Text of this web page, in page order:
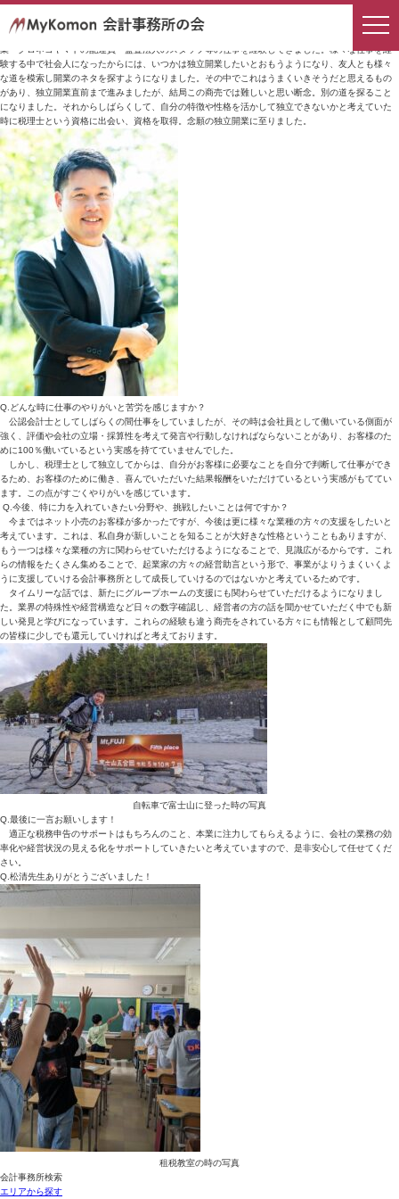
Q.税理士を目指された、最も大きなきっかけは何でしたか？具体的なエピソードがあれば教えてく
ださい。
まずは仕事ができるようになりたいという思いから社会人になってしばらくは、製薬会社の営
業・クロネコヤマトの配達員・監査法人のスタッフ等の仕事を経験してきました。様々な仕事を経
験する中で社会人になったからには、いつかは独立開業したいとおもうようになり、友人とも様々
な道を模索し開業のネタを探すようになりました。その中でこれはうまくいきそうだと思えるもの
があり、独立開業直前まで進みましたが、結局この商売では難しいと思い断念。別の道を探ること
になりました。それからしばらくして、自分の特徴や性格を活かして独立できないかと考えていた
時に税理士という資格に出会い、資格を取得。念願の独立開業に至りました。
Q.どんな時に仕事のやりがいと苦労を感じますか？
公認会計士としてしばらくの間仕事をしていましたが、その時は会社員として働いている側面が
強く、評価や会社の立場・採算性を考えて発言や行動しなければならないことがあり、お客様のた
めに100％働いているという実感を持てていませんでした。
しかし、税理士として独立してからは、自分がお客様に必要なことを自分で判断して仕事ができ
るため、お客様のために働き、喜んでいただいた結果報酬をいただけているという実感がもててい
ます。この点がすごくやりがいを感じています。
Q.今後、特に力を入れていきたい分野や、挑戦したいことは何ですか？
今まではネット小売のお客様が多かったですが、今後は更に様々な業種の方々の支援をしたいと
考えています。これは、私自身が新しいことを知ることが大好きな性格ということもありますが、
もう一つは様々な業種の方に関わらせていただけるようになることで、見識広がるからです。これ
らの情報をたくさん集めることで、起業家の方々の経営助言という形で、事業がよりうまくいくよ
うに支援していける会計事務所として成長していけるのではないかと考えているためです。
タイムリーな話では、新たにグループホームの支援にも関わらせていただけるようになりまし
た。業界の特殊性や経営構造など日々の数字確認し、経営者の方の話を聞かせていただく中でも新
しい発見と学びになっています。これらの経験も違う商売をされている方々にも情報として顧問先
の皆様に少しでも還元していければと考えております。
自転車で富士山に登った時の写真
Q.最後に一言お願いします！
適正な税務申告のサポートはもちろんのこと、本業に注力してもらえるように、会社の業務の効
率化や経営状況の見える化をサポートしていきたいと考えていますので、是非安心して任せてくだ
さい。
Q.松清先生ありがとうございました！
租税教室の時の写真
会計事務所検索
エリアから探す